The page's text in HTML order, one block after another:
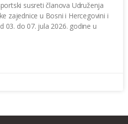
susreti članova Udruženja
zajednice u Bosni i Hercegovini i
03. do 07. jula 2026. godine u